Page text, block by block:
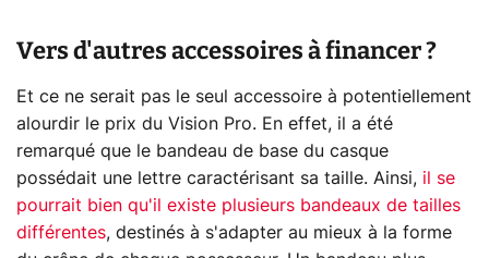
Vers d'autres accessoires à financer ?
Et ce ne serait pas le seul accessoire à potentiellement
alourdir le prix du Vision Pro. En effet, il a été
remarqué que le bandeau de base du casque
possédait une lettre caractérisant sa taille. Ainsi, il se
pourrait bien qu'il existe plusieurs bandeaux de tailles
différentes, destinés à s'adapter au mieux à la forme